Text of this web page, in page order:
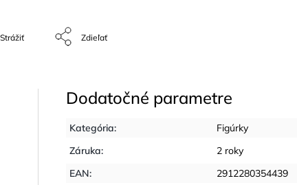
Strážiť Zdieľať
Dodatočné parametre
Kategória:
Figúrky
Záruka:
2 roky
EAN:
2912280354439